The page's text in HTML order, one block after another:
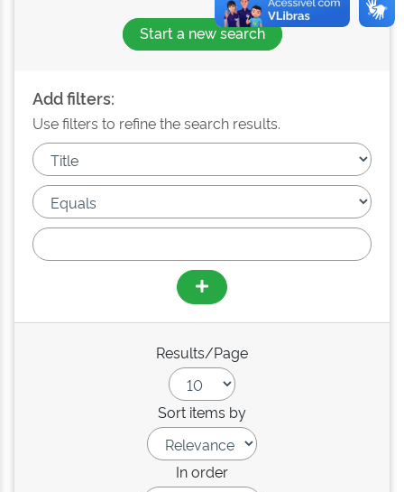
Start a new search
Add filters:
Use filters to refine the search results.
Results/Page
Sort items by
In order